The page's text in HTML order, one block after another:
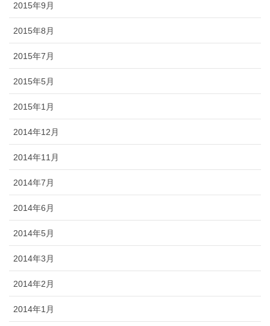
2015年9月
2015年8月
2015年7月
2015年5月
2015年1月
2014年12月
2014年11月
2014年7月
2014年6月
2014年5月
2014年3月
2014年2月
2014年1月